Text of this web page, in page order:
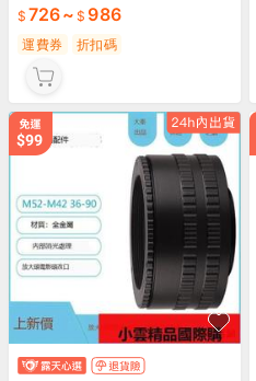
726~ 986
運費券 折扣碼